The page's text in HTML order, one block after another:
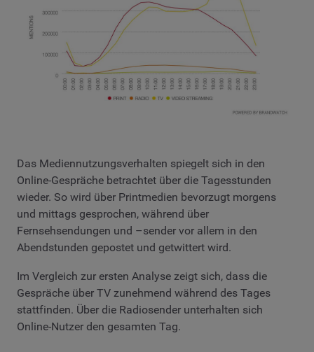
Das Mediennutzungsverhalten spiegelt sich in den
Online-Gespräche betrachtet über die Tagesstunden
wieder. So wird über Printmedien bevorzugt morgens
und mittags gesprochen, während über
Fernsehsendungen und –sender vor allem in den
Abendstunden gepostet und getwittert wird.
Im Vergleich zur ersten Analyse zeigt sich, dass die
Gespräche über TV zunehmend während des Tages
stattfinden. Über die Radiosender unterhalten sich
Online-Nutzer den gesamten Tag.